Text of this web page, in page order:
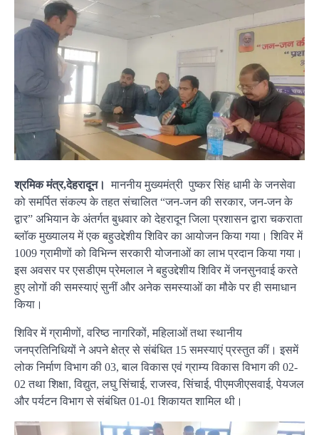
श्रमिक मंत्र,देहरादून।माननीय मुख्यमंत्री पुष्कर सिंह धामी के जनसेवा
को समर्पित संकल्प के तहत संचालित “जन-जन की सरकार, जन-जन के
द्वार” अभियान के अंतर्गत बुधवार को देहरादून जिला प्रशासन द्वारा चकराता
ब्लॉक मुख्यालय में एक बहुउद्देशीय शिविर का आयोजन किया गया। शिविर में
1009 ग्रामीणों को विभिन्न सरकारी योजनाओं का लाभ प्रदान किया गया।
इस अवसर पर एसडीएम प्रेमलाल ने बहुउद्देशीय शिविर में जनसुनवाई करते
हुए लोगों की समस्याएं सुनीं और अनेक समस्याओं का मौके पर ही समाधान
किया।
शिविर में ग्रामीणों, वरिष्ठ नागरिकों, महिलाओं तथा स्थानीय
जनप्रतिनिधियों ने अपने क्षेत्र से संबंधित 15 समस्याएं प्रस्तुत कीं। इसमें
लोक निर्माण विभाग की 03, बाल विकास एवं ग्राम्य विकास विभाग की 02-
02 तथा शिक्षा, विद्युत, लघु सिंचाई, राजस्व, सिंचाई, पीएमजीएसवाई, पेयजल
और पर्यटन विभाग से संबंधित 01-01 शिकायत शामिल थी।